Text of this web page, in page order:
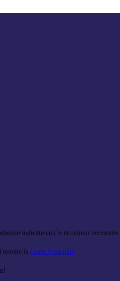
indicato con le istruzioni necessarie.
tramite la Login Spaggiari